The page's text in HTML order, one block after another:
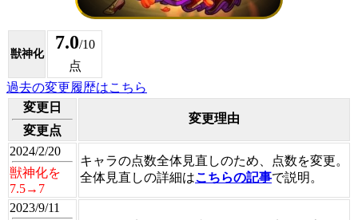
獣神化
7.0/10
点
過去の変更履歴はこちら
変更日
変更点
変更理由
2024/2/20
獣神化を
7.5→7
キャラの点数全体見直しのため、点数を変更。
全体見直しの詳細はこちらの記事で説明。
2023/9/11